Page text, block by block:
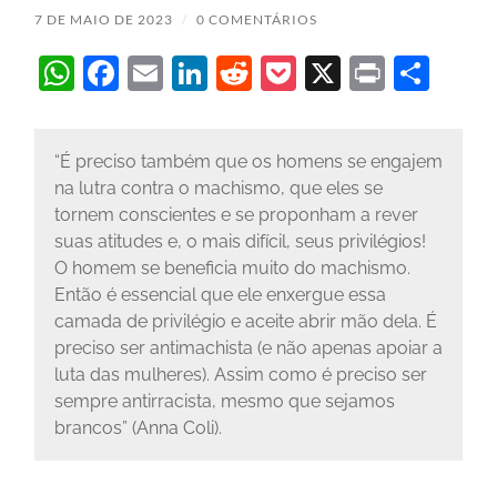
7 DE MAIO DE 2023 / 0 COMENTÁRIOS
WhatsApp
Facebook
EmailLinkedIn
Reddit
Pocket
X Print
“É preciso também que os homens se engajem
na lutra contra o machismo, que eles se
tornem conscientes e se proponham a rever
suas atitudes e, o mais difícil, seus privilégios!
O homem se beneficia muito do machismo.
Então é essencial que ele enxergue essa
camada de privilégio e aceite abrir mão dela. É
preciso ser antimachista (e não apenas apoiar a
luta das mulheres). Assim como é preciso ser
sempre antirracista, mesmo que sejamos
brancos” (Anna Coli).